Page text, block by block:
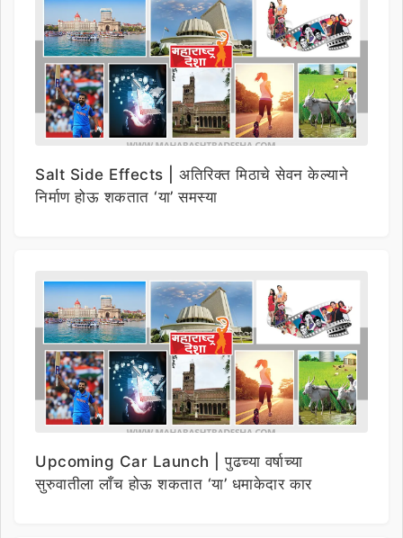
Salt Side Effects | अतिरिक्त मिठाचे सेवन केल्याने
निर्माण होऊ शकतात ‘या’ समस्या
Upcoming Car Launch | पुढच्या वर्षाच्या
सुरुवातीला लाँच होऊ शकतात ‘या’ धमाकेदार कार